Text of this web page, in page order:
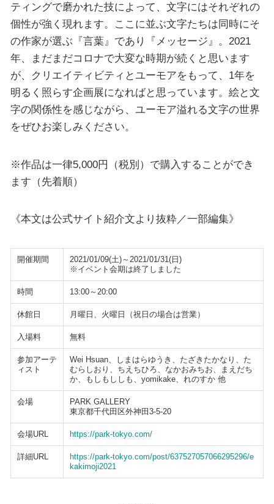
ティングで磨かれた技によって、文字にはそれぞれの
個性が強く現れます。ここに並ぶ文字たちは同時にそ
の作家が選ぶ『言葉』であり『メッセージ』。2021
年、まだまだコロナで大変な時期が続くと思います
が、クリエイティビティとユーモアをもって、1年を
明るく照らす企画展になればと思っています。絵と文
字の関係性を感じながら、ユーモア溢れる文字の世界
をぜひお楽しみください。
※作品は一律5,000円（税別）で購入することができ
ます（先着順）
《本文は公式サイト紹介文より抜粋／一部編集》
開催期間
2021/01/09(土)～2021/01/31(日)
※イベント会期は終了しました
時間 13:00～20:00
休館日 月曜日、火曜日（祝日の場合は営業）
入場料 無料
参加アーテ
ィスト
Wei Hsuan、しまはらゆうき、たざきたかなり、た
むらしおり、ちえちひろ、なかおみちお、まえだち
か、もしもししも、yomikake、れのすか 他
会場
PARK GALLERY
東京都千代田区外神田3-5-20
会場URL https://park-tokyo.com/
詳細URL
https://park-tokyo.com/post/637527057066295296/e
kakimoji2021